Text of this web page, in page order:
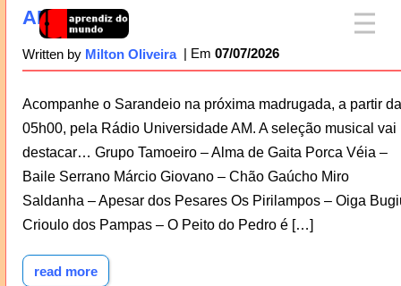
AM, 08/07
Written by Milton Oliveira 07/07/2026
Acompanhe o Sarandeio na próxima madrugada, a partir
05h00, pela Rádio Universidade AM. A seleção musical vai
destacar… Grupo Tamoeiro – Alma de Gaita Porca Véia –
Baile Serrano Márcio Giovano – Chão Gaúcho Miro
Saldanha – Apesar dos Pesares Os Pirilampos – Oiga
Crioulo dos Pampas – O Peito do Pedro é […]
read more